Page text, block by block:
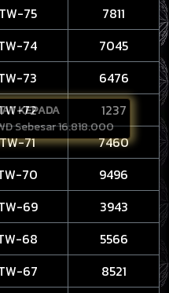
KEPADA
Sebesar 16.818.000
TW-75
7811
74
7045
73
6476
72
1237
TW-71
7460
70
9496
69
3943
68
5566
67
8521